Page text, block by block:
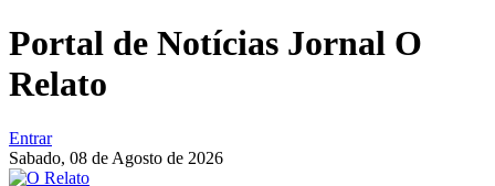
Portal de Notícias Jornal O
Relato
Entrar
Sabado, 08 de Agosto de 2026